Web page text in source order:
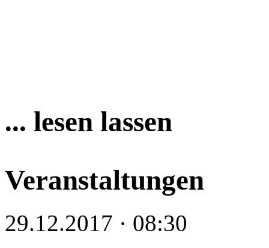
... lesen lassen
Veranstaltungen
29.12.2017 · 08:30